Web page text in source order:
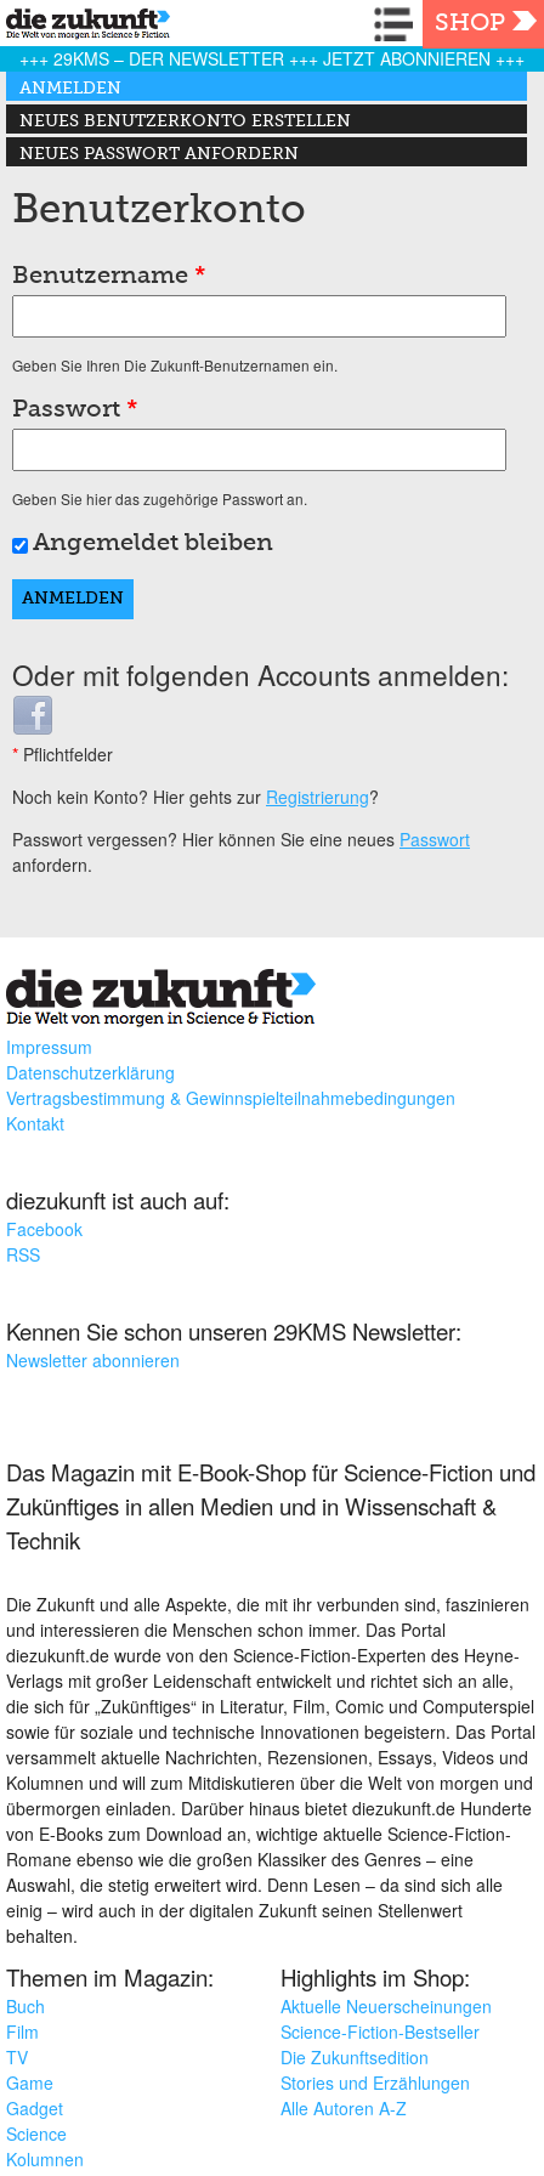
Navigation
SHOP
+++ 29KMS – DER NEWSLETTER +++ JETZT ABONNIEREN +++
Haupt-Reiter
ANMELDEN
(AKTIVER REITER)
NEUES BENUTZERKONTO ERSTELLEN
NEUES PASSWORT ANFORDERN
Benutzerkonto
Benutzername *
Geben Sie Ihren Die Zukunft-Benutzernamen ein.
Passwort *
Geben Sie hier das zugehörige Passwort an.
Angemeldet bleiben
Oder mit folgenden Accounts anmelden:
Login with Facebook
* Pflichtfelder
Noch kein Konto? Hier gehts zur Registrierung?
Passwort vergessen? Hier können Sie eine neues Passwort
anfordern.
Impressum
Datenschutzerklärung
Vertragsbestimmung & Gewinnspielteilnahmebedingungen
Kontakt
diezukunft ist auch auf:
Facebook
RSS
Kennen Sie schon unseren 29KMS Newsletter:
Newsletter abonnieren
Das Magazin mit E-Book-Shop für Science-Fiction und
Zukünftiges in allen Medien und in Wissenschaft &
Technik
Die Zukunft und alle Aspekte, die mit ihr verbunden sind, faszinieren
und interessieren die Menschen schon immer. Das Portal
diezukunft.de wurde von den Science-Fiction-Experten des Heyne-
Verlags mit großer Leidenschaft entwickelt und richtet sich an alle,
die sich für „Zukünftiges“ in Literatur, Film, Comic und Computerspiel
sowie für soziale und technische Innovationen begeistern. Das Portal
versammelt aktuelle Nachrichten, Rezensionen, Essays, Videos und
Kolumnen und will zum Mitdiskutieren über die Welt von morgen und
übermorgen einladen. Darüber hinaus bietet diezukunft.de Hunderte
von E-Books zum Download an, wichtige aktuelle Science-Fiction-
Romane ebenso wie die großen Klassiker des Genres – eine
Auswahl, die stetig erweitert wird. Denn Lesen – da sind sich alle
einig – wird auch in der digitalen Zukunft seinen Stellenwert
behalten.
Themen im Magazin:
Buch
Film
TV
Game
Gadget
Science
Kolumnen
Highlights im Shop:
Aktuelle Neuerscheinungen
Science-Fiction-Bestseller
Die Zukunftsedition
Stories und Erzählungen
Alle Autoren A-Z